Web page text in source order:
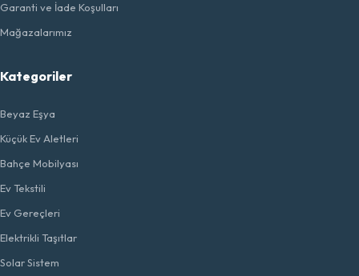
Garanti ve İade Koşulları
Mağazalarımız
Kategoriler
Beyaz Eşya
Küçük Ev Aletleri
Bahçe Mobilyası
Ev Tekstili
Ev Gereçleri
Elektrikli Taşıtlar
Solar Sistem